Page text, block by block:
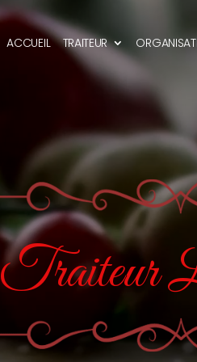
ACCUEIL TRAITEUR
Traiteur